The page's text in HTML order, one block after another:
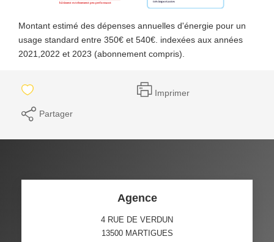
Montant estimé des dépenses annuelles d'énergie pour un
usage standard entre 350€ et 540€. indexées aux années
2021,2022 et 2023 (abonnement compris).
Imprimer
Partager
Agence
4 RUE DE VERDUN
13500 MARTIGUES